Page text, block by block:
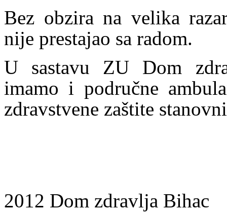
Bez obzira na velika
nije prestajao sa radom.
U sastavu ZU Dom
imamo i područne
zdravstvene zaštite
2012 Dom zdravlja Bihac